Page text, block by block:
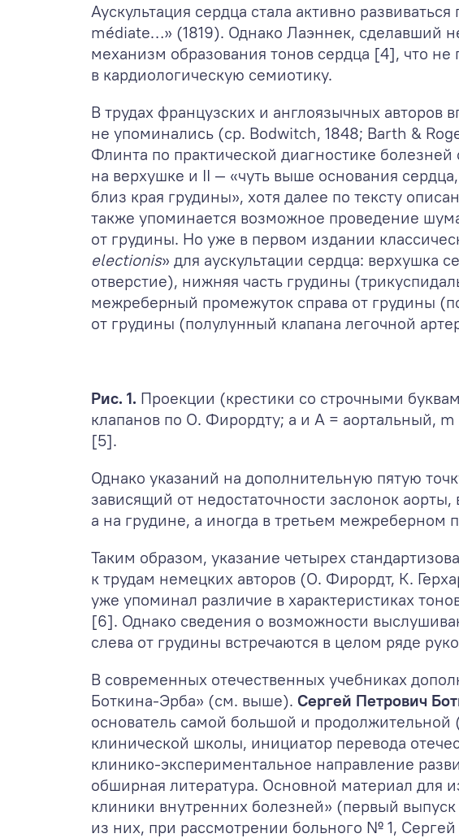
Аускультация сердца стала активно
médiate…» (1819). Однако Лаэннек, сделавший
механизм образования тонов сердца [4], что
в кардиологическую семиотику.
В трудах французских и англоязычных авторов
не упоминались (ср. Bodwitch, 1848; Barth &
Флинта по практической диагностике
на верхушке и II — «чуть выше основания
близ края грудины», хотя далее по тексту
также упоминается возможное проведение
от грудины. Но уже в первом издании
electionis» для аускультации сердца: верхушка
отверстие), нижняя часть грудины
межреберный промежуток справа от грудины
от грудины (полулунный клапана легочной
Рис. 1. Проекции (крестики со строчными
клапанов по О. Фирордту; a и A = аортальный,
[5].
Однако указаний на дополнительную пятую
зависящий от недостаточности заслонок
а на грудине, а иногда в третьем межреберном
Таким образом, указание четырех
к трудам немецких авторов (О. Фирордт, К.
уже упоминал различие в характеристиках
[6]. Однако сведения о возможности
слева от грудины встречаются в целом ряде
В современных отечественных учебниках
Боткина-Эрба» (см. выше). Сергей Петрович
основатель самой большой и продолжительной
клинической школы, инициатор перевода
клинико-экспериментальное направление
обширная литература. Основной материал для
клиники внутренних болезней» (первый
из них, при рассмотрении больного № 1,